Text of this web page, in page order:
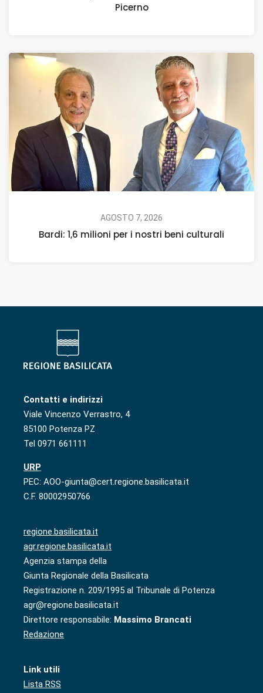
Picerno
AGOSTO 7, 2026
Bardi: 1,6 milioni per i nostri beni culturali
Contatti e indirizzi
Viale Vincenzo Verrastro, 4
85100 Potenza PZ
Tel 0971 661111
URP
PEC: AOO-giunta@cert.regione.basilicata.it
C.F. 80002950766
regione.basilicata.it
agr.regione.basilicata.it
Agenzia stampa della
Giunta Regionale della Basilicata
Registrazione n. 209/1995 al Tribunale di Potenza
agr@regione.basilicata.it
Direttore responsabile: Massimo Brancati
Redazione
Link utili
Lista RSS